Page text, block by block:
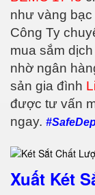
như vàng
Công Ty
mua sắm
nhờ ngân
sản gia đình
được tư vấn
ngay.
Xuất Két